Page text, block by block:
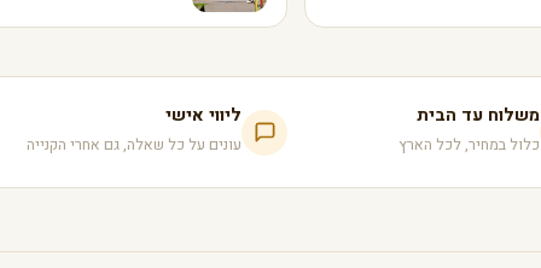
משלוח עד הבית
כלול במחיר, לכל הארץ
ליווי אישי
עונים על כל שאלה, גם אחרי הקנייה